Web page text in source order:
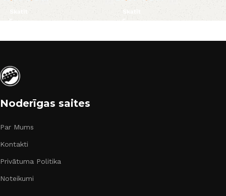
Skatīt
Noderīgas saites
Par Mums
Kontakti
Privātuma Politika
Noteikumi